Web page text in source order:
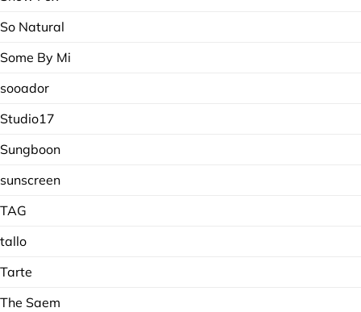
So Natural
Some By Mi
sooador
Studio17
Sungboon
sunscreen
TAG
tallo
Tarte
The Saem